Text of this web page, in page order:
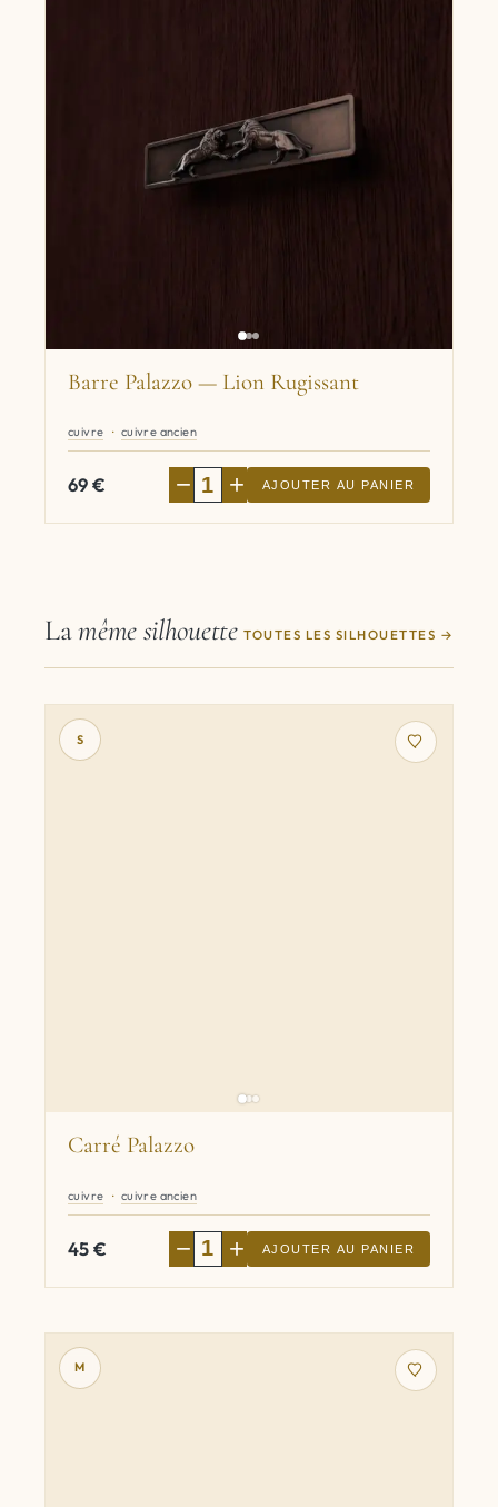
Barre Palazzo — Lion Rugissant
cuivre cuivre ancien
69€ − + AJOUTER AU PANIER
Lamême silhouette TOUTES LES SILHOUETTES
S
Carré Palazzo
cuivre cuivre ancien
45€ − + AJOUTER AU PANIER
M